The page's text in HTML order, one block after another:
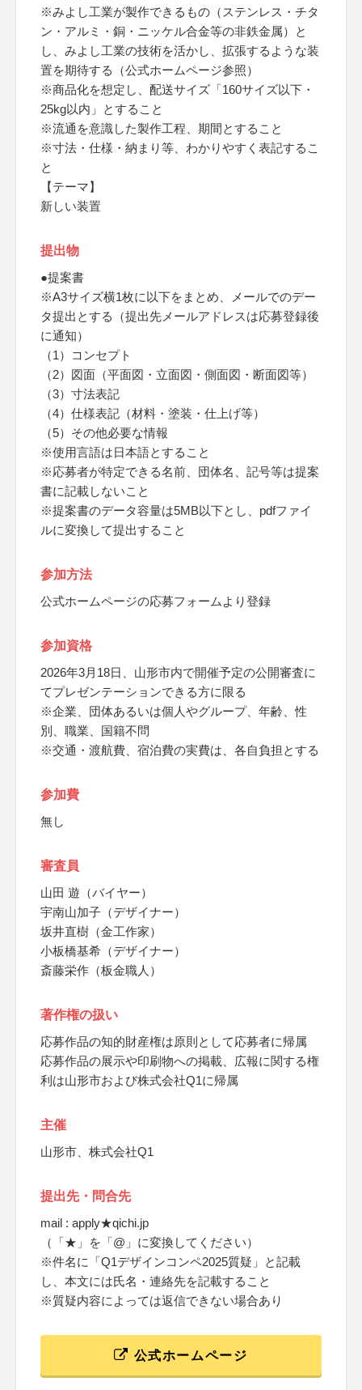
※みよし工業が製作できるもの（ステンレス・チタ
ン・アルミ・銅・ニッケル合金等の非鉄金属）と
し、みよし工業の技術を活かし、拡張するような装
置を期待する（公式ホームページ参照）
※商品化を想定し、配送サイズ「160サイズ以下・
25kg以内」とすること
※流通を意識した製作工程、期間とすること
※寸法・仕様・納まり等、わかりやすく表記するこ
と
【テーマ】
新しい装置
提出物
●提案書
※A3サイズ横1枚に以下をまとめ、メールでのデー
タ提出とする（提出先メールアドレスは応募登録後
に通知）
（1）コンセプト
（2）図面（平面図・立面図・側面図・断面図等）
（3）寸法表記
（4）仕様表記（材料・塗装・仕上げ等）
（5）その他必要な情報
※使用言語は日本語とすること
※応募者が特定できる名前、団体名、記号等は提案
書に記載しないこと
※提案書のデータ容量は5MB以下とし、pdfファイ
ルに変換して提出すること
参加方法
公式ホームページの応募フォームより登録
参加資格
2026年3月18日、山形市内で開催予定の公開審査に
てプレゼンテーションできる方に限る
※企業、団体あるいは個人やグループ、年齢、性
別、職業、国籍不問
※交通・渡航費、宿泊費の実費は、各自負担とする
参加費
無し
審査員
山田 遊（バイヤー）
宇南山加子（デザイナー）
坂井直樹（金工作家）
小板橋基希（デザイナー）
斎藤栄作（板金職人）
著作権の扱い
応募作品の知的財産権は原則として応募者に帰属
応募作品の展示や印刷物への掲載、広報に関する権
利は山形市および株式会社Q1に帰属
主催
山形市、株式会社Q1
提出先・問合先
mail : apply★qichi.jp
（「★」を「@」に変換してください）
※件名に「Q1デザインコンペ2025質疑」と記載
し、本文には氏名・連絡先を記載すること
※質疑内容によっては返信できない場合あり
公式ホームページ